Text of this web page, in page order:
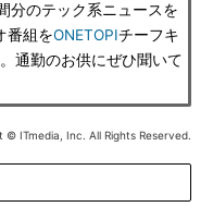
分のテック系ニュースを
番組をONETOPIチーフキ
通勤のお供にぜひ聞いて
© ITmedia, Inc. All Rights Reserved.